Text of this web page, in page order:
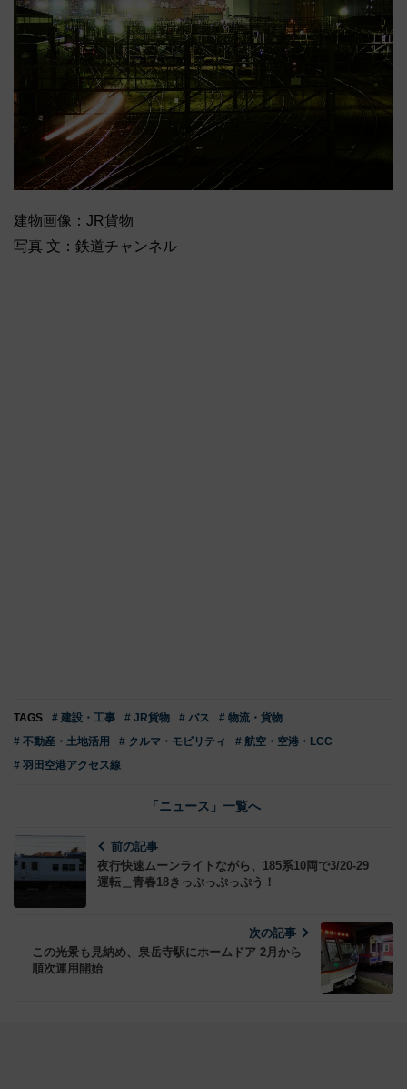
建物画像：JR貨物
写真 文：鉄道チャンネル
TAGS # 建設・工事 # JR貨物 # バス
# 物流・貨物
# 不動産・土地活用
# クルマ・モビリティ
# 航空・空港・LCC
# 羽田空港アクセス線
「ニュース」一覧へ
前の記事
夜行快速ムーンライトながら、185系10両で3/20-29
運転＿青春18きっぷっぷっぷう！
次の記事
この光景も見納め、泉岳寺駅にホームドア 2月から
順次運用開始